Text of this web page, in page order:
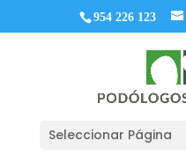
954 226 123
Seleccionar Página